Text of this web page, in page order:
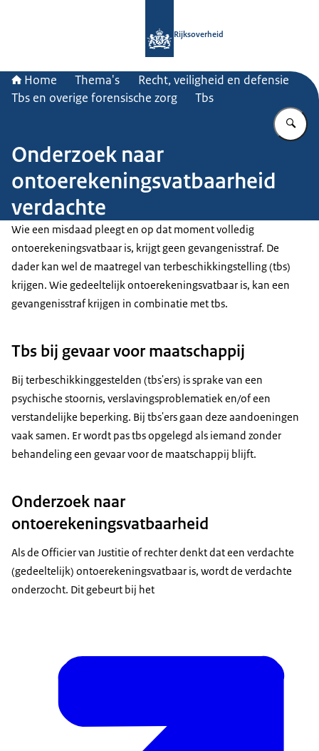
Rijksoverheid
Home Thema's
Recht, veiligheid en defensie
Tbs en overige forensische zorg
Tbs
Onderzoek naar
ontoerekeningsvatbaarheid
verdachte
Wie een misdaad pleegt en op dat moment volledig
ontoerekeningsvatbaar is, krijgt geen gevangenisstraf. De
dader kan wel de maatregel van terbeschikkingstelling (tbs)
krijgen. Wie gedeeltelijk ontoerekeningsvatbaar is, kan een
gevangenisstraf krijgen in combinatie met tbs.
Tbs bij gevaar voor maatschappij
Bij terbeschikkinggestelden (tbs'ers) is sprake van een
psychische stoornis, verslavingsproblematiek en/of een
verstandelijke beperking. Bij tbs'ers gaan deze aandoeningen
vaak samen. Er wordt pas tbs opgelegd als iemand zonder
behandeling een gevaar voor de maatschappij blijft.
Onderzoek naar
ontoerekeningsvatbaarheid
Als de Officier van Justitie of rechter denkt dat een verdachte
(gedeeltelijk) ontoerekeningsvatbaar is, wordt de verdachte
onderzocht. Dit gebeurt bij het